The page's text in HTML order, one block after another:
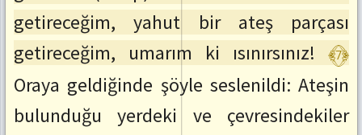
getireceğim, yahut bir ateş parçası
getireceğim, umarım ki ısınırsınız! ﴾7﴿
Oraya geldiğinde şöyle seslenildi: Ateşin
bulunduğu yerdeki ve çevresindekiler